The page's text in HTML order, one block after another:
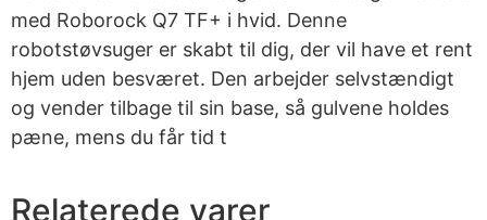
med Roborock Q7 TF+ i hvid. Denne
robotstøvsuger er skabt til dig, der vil have et rent
hjem uden besværet. Den arbejder selvstændigt
og vender tilbage til sin base, så gulvene holdes
pæne, mens du får tid t
Relaterede varer